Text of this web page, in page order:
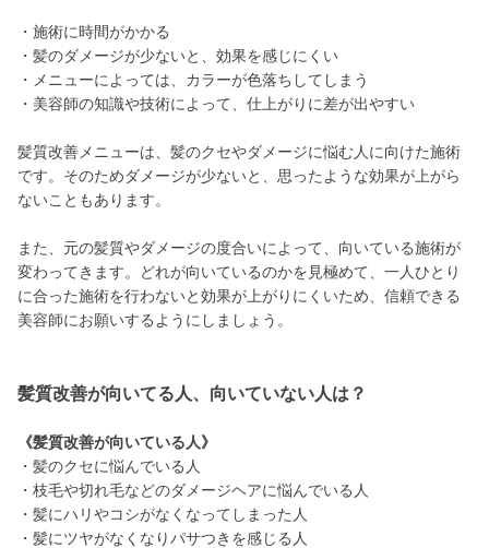
・施術に時間がかかる
・髪のダメージが少ないと、効果を感じにくい
・メニューによっては、カラーが色落ちしてしまう
・美容師の知識や技術によって、仕上がりに差が出やすい
髪質改善メニューは、髪のクセやダメージに悩む人に向けた施術
です。そのためダメージが少ないと、思ったような効果が上がら
ないこともあります。
また、元の髪質やダメージの度合いによって、向いている施術が
変わってきます。どれが向いているのかを見極めて、一人ひとり
に合った施術を行わないと効果が上がりにくいため、信頼できる
美容師にお願いするようにしましょう。
髪質改善が向いてる人、向いていない人は？
《髪質改善が向いている人》
・髪のクセに悩んでいる人
・枝毛や切れ毛などのダメージヘアに悩んでいる人
・髪にハリやコシがなくなってしまった人
・髪にツヤがなくなりパサつきを感じる人